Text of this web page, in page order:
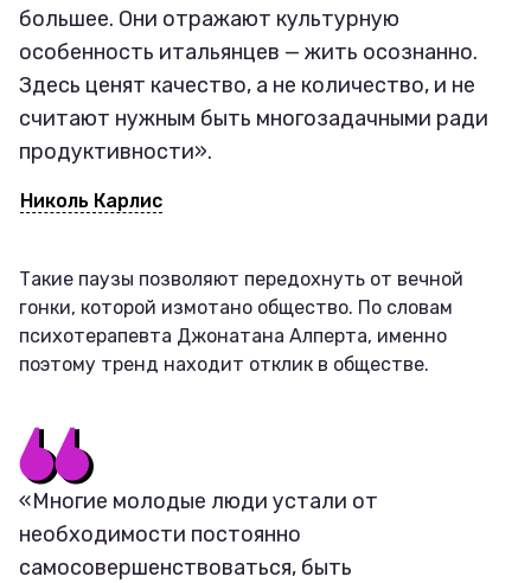
большее. Они отражают культурную
особенность итальянцев — жить осознанно.
Здесь ценят качество, а не количество, и не
считают нужным быть многозадачными ради
продуктивности».
Николь Карлис
Такие паузы позволяют передохнуть от вечной
гонки, которой измотано общество. По словам
психотерапевта Джонатана Алперта, именно
поэтому тренд находит отклик в обществе.
«Многие молодые люди устали от
необходимости постоянно
самосовершенствоваться, быть